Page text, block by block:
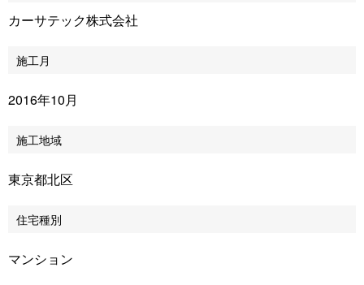
カーサテック株式会社
施工月
2016年10月
施工地域
東京都北区
住宅種別
マンション